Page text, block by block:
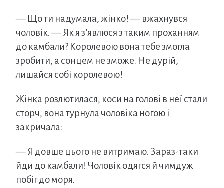
— Що ти надумала, жінко! — вжахнувся
чоловік. — Як я з’явлюся з таким проханням
до камбали? Королевою вона тебе змогла
зробити, а сонцем не зможе. Не дурій,
лишайся собі королевою!
Жінка розлютилася, коси на голові в неї стали
сторч, вона турнула чоловіка ногою і
закричала:
— Я довше цього не витримаю. Зараз-таки
йди до камбали! Чоловік одягся й чимдуж
побіг до моря.